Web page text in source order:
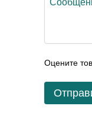
Оцените